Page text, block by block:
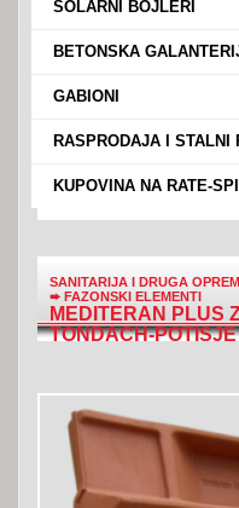
SOLARNI BOJLERI
BETONSKA
GABIONI
RASPRODAJA I STALNI
KUPOVINA NA RATE-
SANITARIJA I DRUGA
➨FAZONSKI ELEMENTI
MEDITERAN PLUS
TONDACH-